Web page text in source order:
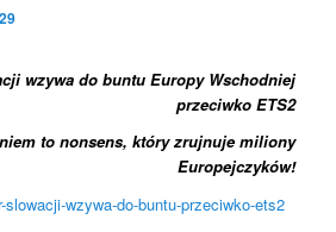
wzywa do buntu Europy Wschodniej
przeciwko ETS2
to nonsens, który zrujnuje miliony
Europejczyków!
wzywa-do-buntu-przeciwko-ets2